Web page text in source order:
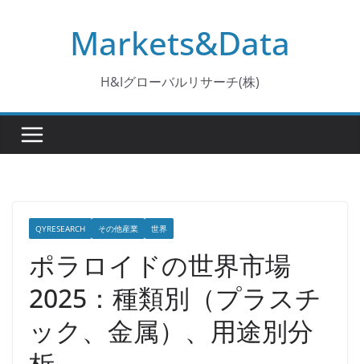
Markets&Data
H&Iグローバルリサーチ(株)
QYRESEARCH その他産業 世界
ポラロイドの世界市場
2025：種類別（プラスチ
ック、金属）、用途別分